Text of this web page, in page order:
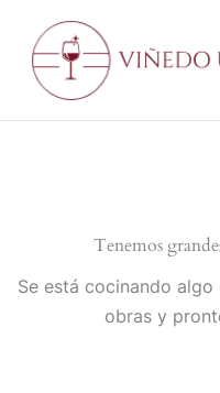
contenido
Tenemos
Se está cocinando
obras y